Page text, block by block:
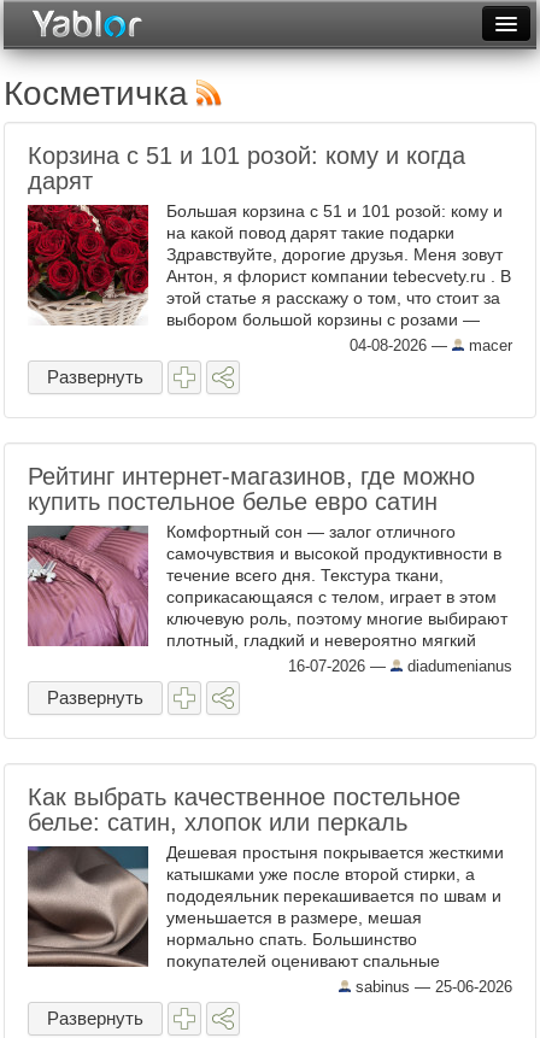
Неделя
Месяц
Рейтинги
Архив
Фототоп
Видеотоп
Косметичка
Корзина с 51 и 101 розой: кому и когда
дарят
Большая корзина с 51 и 101 розой: кому и
на какой повод дарят такие подарки
Здравствуйте, дорогие друзья. Меня зовут
Антон, я флорист компании tebecvety.ru . В
этой статье я расскажу о том, что стоит за
выбором большой корзины с розами —
почему именно 51 или 101, кому такой
подарок ...
04-08-2026 — macer
Развернуть
Рейтинг интернет-магазинов, где можно
купить постельное белье евро сатин
Комфортный сон — залог отличного
самочувствия и высокой продуктивности в
течение всего дня. Текстура ткани,
соприкасающаяся с телом, играет в этом
ключевую роль, поэтому многие выбирают
плотный, гладкий и невероятно мягкий
хлопковый сатин. Покупка готового
спального текстиля в ...
16-07-2026 — diadumenianus
Развернуть
Как выбрать качественное постельное
белье: сатин, хлопок или перкаль
Дешевая простыня покрывается жесткими
катышками уже после второй стирки, а
пододеяльник перекашивается по швам и
уменьшается в размере, мешая
нормально спать. Большинство
покупателей оценивают спальные
комплекты только по дизайну, забывая
проверить плотность нитей и тип плетения
...
sabinus — 25-06-2026
Развернуть